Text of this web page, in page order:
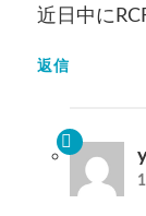
近日中に
返信